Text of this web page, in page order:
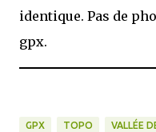
identique. Pas de
gpx.
GPX TOPO VALLÉE